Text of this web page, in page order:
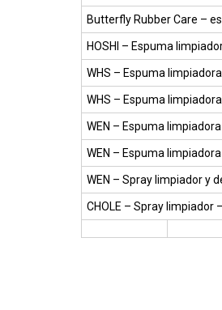
Butterfly Rubber Care –
HOSHI – Espuma
WHS – Espuma limpiadora
WHS – Espuma limpiadora
WEN – Espuma limpiadora
WEN – Espuma limpiadora
WEN – Spray limpiador y
CHOLE – Spray limpiador